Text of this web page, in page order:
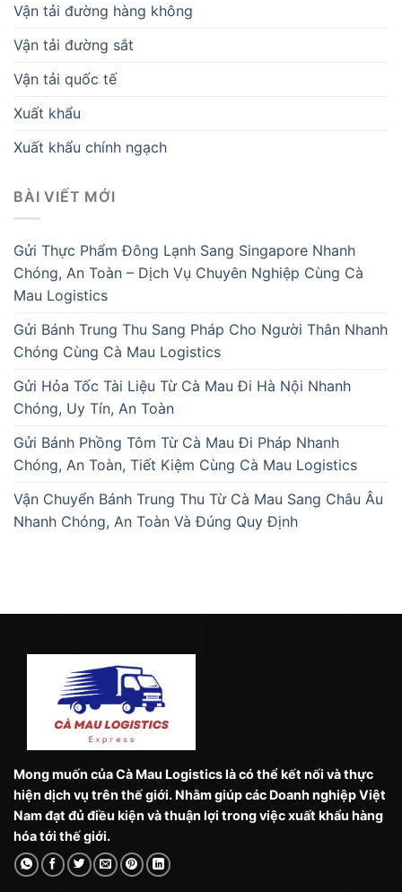
Vận tải đường hàng không
Vận tải đường sắt
Vận tải quốc tế
Xuất khẩu
Xuất khẩu chính ngạch
BÀI VIẾT MỚI
Gửi Thực Phẩm Đông Lạnh Sang Singapore Nhanh
Chóng, An Toàn – Dịch Vụ Chuyên Nghiệp Cùng Cà
Mau Logistics
Gửi Bánh Trung Thu Sang Pháp Cho Người Thân Nhanh
Chóng Cùng Cà Mau Logistics
Gửi Hỏa Tốc Tài Liệu Từ Cà Mau Đi Hà Nội Nhanh
Chóng, Uy Tín, An Toàn
Gửi Bánh Phồng Tôm Từ Cà Mau Đi Pháp Nhanh
Chóng, An Toàn, Tiết Kiệm Cùng Cà Mau Logistics
Vận Chuyển Bánh Trung Thu Từ Cà Mau Sang Châu Âu
Nhanh Chóng, An Toàn Và Đúng Quy Định
Mong muốn của Cà Mau Logistics là có thể kết nối và thực
hiện dịch vụ trên thế giới. Nhằm giúp các Doanh nghiệp Việt
Nam đạt đủ điều kiện và thuận lợi trong việc xuất khẩu hàng
hóa tới thế giới.